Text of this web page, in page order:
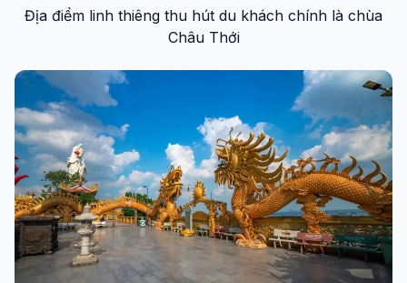
Địa điểm linh thiêng thu hút du khách chính là chùa
Châu Thới